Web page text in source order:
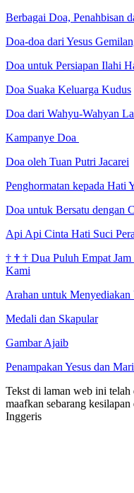
Berbagai Doa, Penahbisan
Doa-doa dari Yesus
Doa untuk Persiapan Ilahi
Doa Suaka Keluarga Kudus
Doa dari Wahyu-Wahyan
Kampanye Doa
Doa oleh Tuan Putri Jacarei
Penghormatan kepada Hati
Doa untuk Bersatu dengan
Api Api Cinta Hati Suci
† † † Dua Puluh Empat
Kami
Arahan untuk Menyediakan
Medali dan Skapular
Gambar Ajaib
Penampakan Yesus dan
Tekst di laman web ini telah
maafkan sebarang
Inggeris